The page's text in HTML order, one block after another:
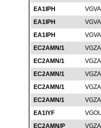
EA1IPH
EA1IPH
EA1IPH
EC2AMN/1
EC2AMN/1
EC2AMN/1
EC2AMN/1
EC2AMN/1
EA1IYF
EC2AMN/P